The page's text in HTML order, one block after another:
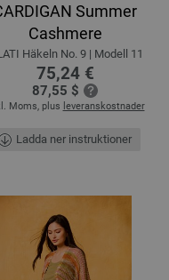
Summer
Cashmere
Häkeln No. 9 | Modell 11
75,24 €
87,55 $
Moms, plus leveranskostnader
Ladda ner instruktioner